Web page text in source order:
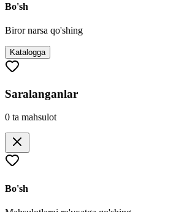
Bo'sh
Biror narsa qo'shing
Katalogga
Saralanganlar
0 ta mahsulot
Bo'sh